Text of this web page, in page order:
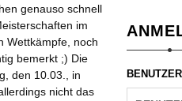
genauso schnell
im
Wettkämpfe, noch
bemerkt ;) Die
den 10.03., in
nicht das